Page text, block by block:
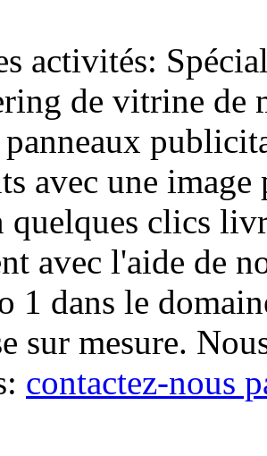
activités:
de vitrine de
avec une
quelques clics
avec l'aide de
1 dans le
sur mesure.
contactez-nous